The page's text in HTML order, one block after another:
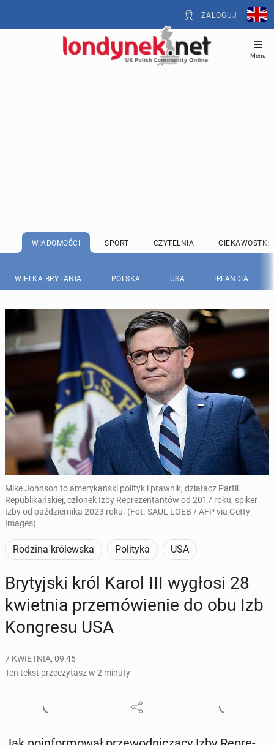
ZALOGUJ
Menu
WIADOMOŚCI SPORT CZYTELNIA CIEKAWOSTKI
WIELKA BRYTANIA POLSKA USA IRLANDIA
Mike Johnson to amerykański polityk i prawnik, działacz Partii
Republikańskiej, członek Izby Reprezentantów od 2017 roku, spiker
Izby od października 2023 roku. (Fot. SAUL LOEB / AFP via Getty
Images)
Rodzina królewska Polityka USA
Bry­tyj­ski król Karol III wygłosi 28
kwiet­nia prze­mó­wie­nie do obu Izb
Kon­gre­su USA
7 KWIETNIA, 09:45
Ten tekst przeczytasz w 2 minuty